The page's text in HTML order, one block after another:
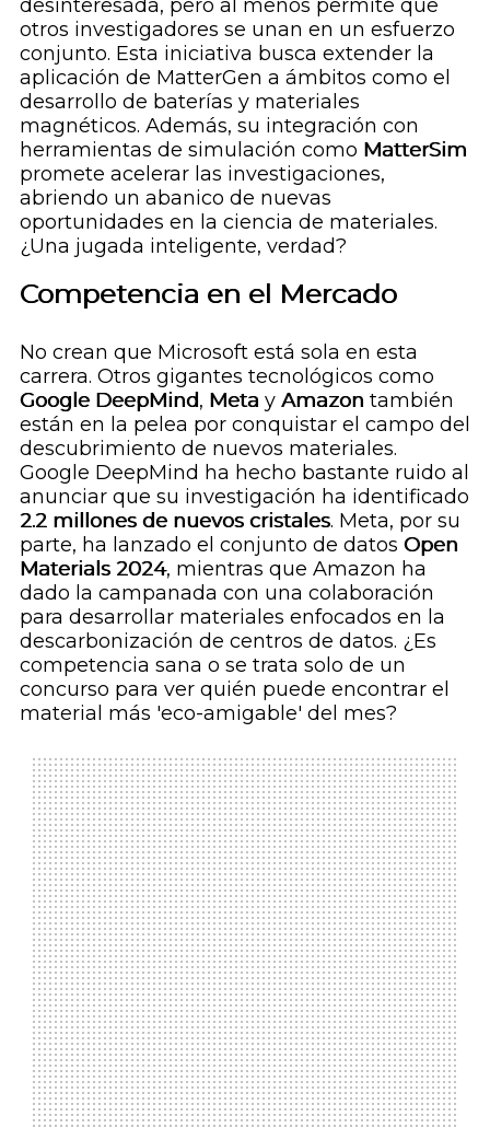
desinteresada, pero al menos permite que
otros investigadores se unan en un esfuerzo
conjunto. Esta iniciativa busca extender la
aplicación de MatterGen a ámbitos como el
desarrollo de baterías y materiales
magnéticos. Además, su integración con
herramientas de simulación como MatterSim
promete acelerar las investigaciones,
abriendo un abanico de nuevas
oportunidades en la ciencia de materiales.
¿Una jugada inteligente, verdad?
Competencia en el Mercado
No crean que Microsoft está sola en esta
carrera. Otros gigantes tecnológicos como
Google DeepMind, Meta y Amazon también
están en la pelea por conquistar el campo del
descubrimiento de nuevos materiales.
Google DeepMind ha hecho bastante ruido al
anunciar que su investigación ha identificado
2.2 millones de nuevos cristales. Meta, por su
parte, ha lanzado el conjunto de datos Open
Materials 2024, mientras que Amazon ha
dado la campanada con una colaboración
para desarrollar materiales enfocados en la
descarbonización de centros de datos. ¿Es
competencia sana o se trata solo de un
concurso para ver quién puede encontrar el
material más 'eco-amigable' del mes?